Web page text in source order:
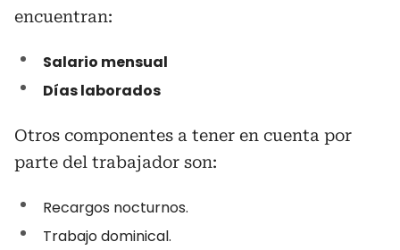
encuentran:
Salario mensual
Días laborados
Otros componentes a tener en cuenta por
parte del trabajador son:
Recargos nocturnos.
Trabajo dominical.